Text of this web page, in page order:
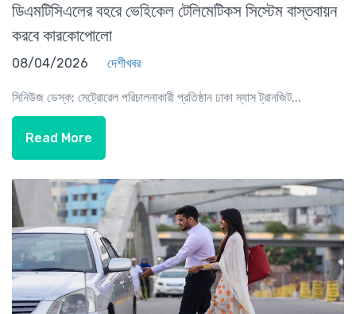
ডিএমটিসিএলের বহরে ভেহিকেল টেলিমেটিকস সিস্টেম বাস্তবায়ন
করবে কারকোপোলো
08/04/2026 দেশীখবর
সিনিউজ ডেস্ক: মেট্রোরেল পরিচালনাকারী প্রতিষ্ঠান ঢাকা ম্যাস ট্রানজিট...
Read More